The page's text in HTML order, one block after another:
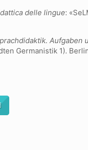
delle lingue:
Aufgaben
Germanistik 1).